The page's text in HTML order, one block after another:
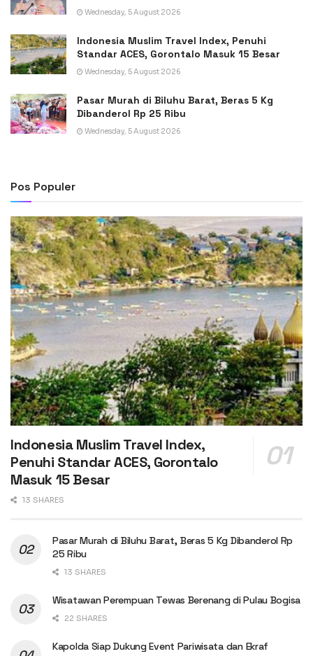
Wednesday, 5 August 2026
Indonesia Muslim Travel Index, Penuhi
Standar ACES, Gorontalo Masuk 15 Besar
Wednesday, 5 August 2026
Pasar Murah di Biluhu Barat, Beras 5 Kg
Dibanderol Rp 25 Ribu
Wednesday, 5 August 2026
Pos Populer
Indonesia Muslim Travel Index,
Penuhi Standar ACES, Gorontalo
Masuk 15 Besar
13 SHARES
Pasar Murah di Biluhu Barat, Beras 5 Kg Dibanderol Rp
25 Ribu
13 SHARES
Wisatawan Perempuan Tewas Berenang di Pulau Bogisa
22 SHARES
Kapolda Siap Dukung Event Pariwisata dan Ekraf